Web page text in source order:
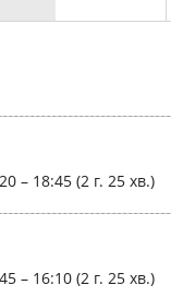
– 18:45 (2 г. 25 хв.)
– 16:10 (2 г. 25 хв.)